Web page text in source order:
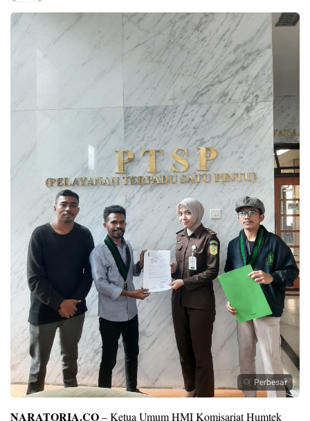
Perbesar
NARATORIA.CO– Ketua Umum HMI Komisariat Humtek